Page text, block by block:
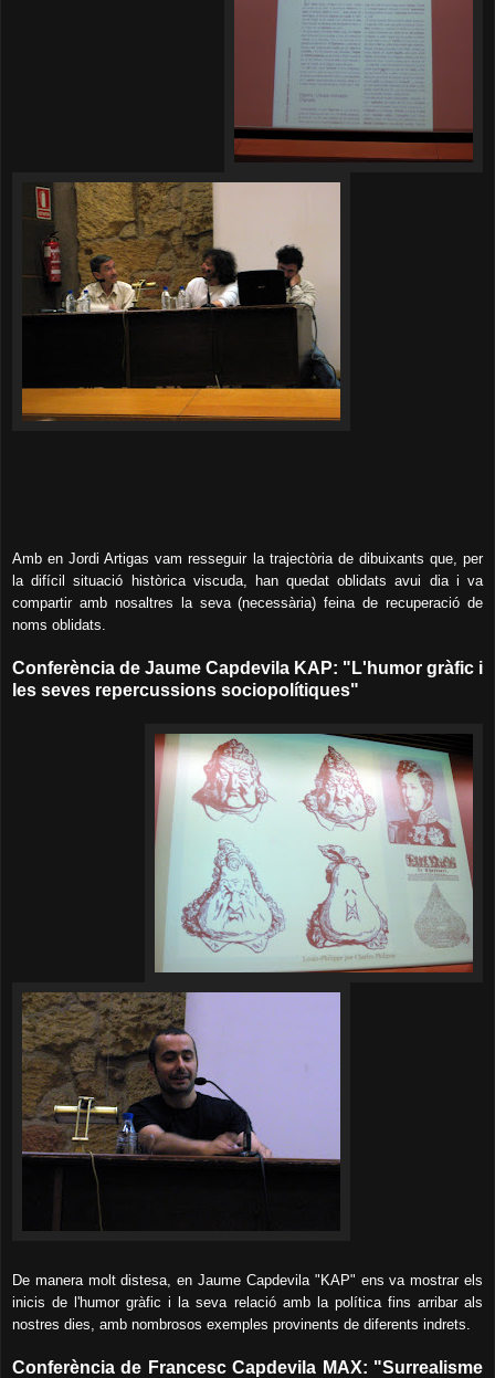
Amb en Jordi Artigas vam resseguir la trajectòria de dibuixants que, per
la difícil situació històrica viscuda, han quedat oblidats avui dia i va
compartir amb nosaltres la seva (necessària) feina de recuperació de
noms oblidats.
Conferència de Jaume Capdevila KAP: "L'humor gràfic i
les seves repercussions sociopolítiques"
De manera molt distesa, en Jaume Capdevila "KAP" ens va mostrar els
inicis de l'humor gràfic i la seva relació amb la política fins arribar als
nostres dies, amb nombrosos exemples provinents de diferents indrets.
Conferència de Francesc Capdevila MAX: "Surrealisme